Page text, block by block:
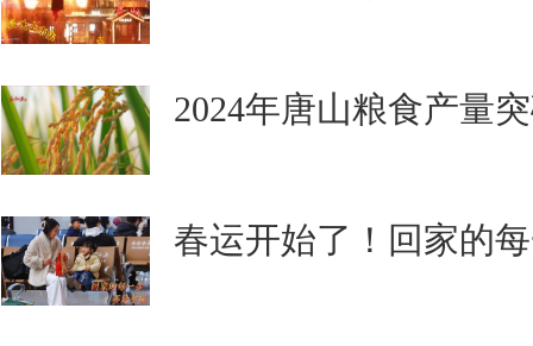
2024年唐山粮食产量
春运开始了！回家的